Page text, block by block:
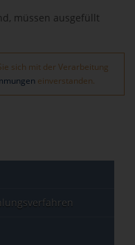
müssen ausgefüllt
sich mit der Verarbeitung
einverstanden.